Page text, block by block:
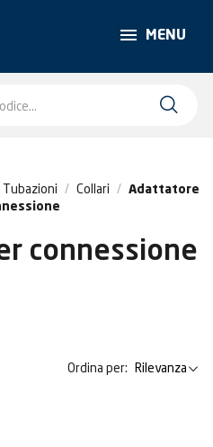
MENU
Collari
Adattatore
connessione
Ordina per: Rilevanza